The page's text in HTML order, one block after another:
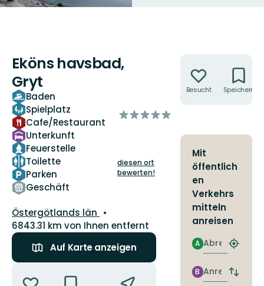
Eköns havsbad,
Gryt
Baden
Spielplatz
Cafe/Restaurant
Unterkunft
Feuerstelle
Toilette
Parken
Geschäft
von
diesen ort
bewerten!
Landkreis:
Östergötlands län
6843.31 km von Ihnen entfernt
Auf Karte anzeigen
Besucht Speichern
Mit
öffentlich
en
Verkehrs
mitteln
anreisen
Abreise
A
finden
Anreise
B